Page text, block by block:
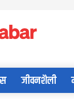
जीवनशैली